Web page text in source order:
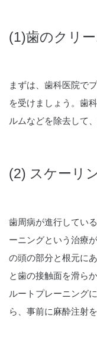
(1)歯のクリ
まずは、歯科医院で
を受けましょう。歯
ルムなどを除去して
(2) スケーリ
歯周病が進行してい
ーニングという治療
の頭の部分と根元に
と歯の接触面を滑ら
ルートプレーニング
ら、事前に麻酔注射